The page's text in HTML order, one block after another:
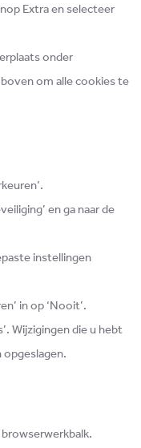
Extra en selecteer
onder
om alle cookies te
en ga naar de
instellingen
in op ‘Nooit’.
Wijzigingen die u hebt
browserwerkbalk.